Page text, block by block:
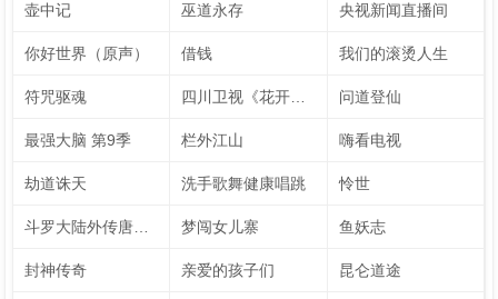
壶中记 巫道永存 央视新闻直播间
你好世界（原声） 借钱 我们的滚烫人生
符咒驱魂 问道登仙
最强大脑 第9季 栏外江山 嗨看电视
劫道诛天 洗手歌舞健康唱跳 怜世
梦闯女儿寨 鱼妖志
封神传奇 亲爱的孩子们 昆仑道途